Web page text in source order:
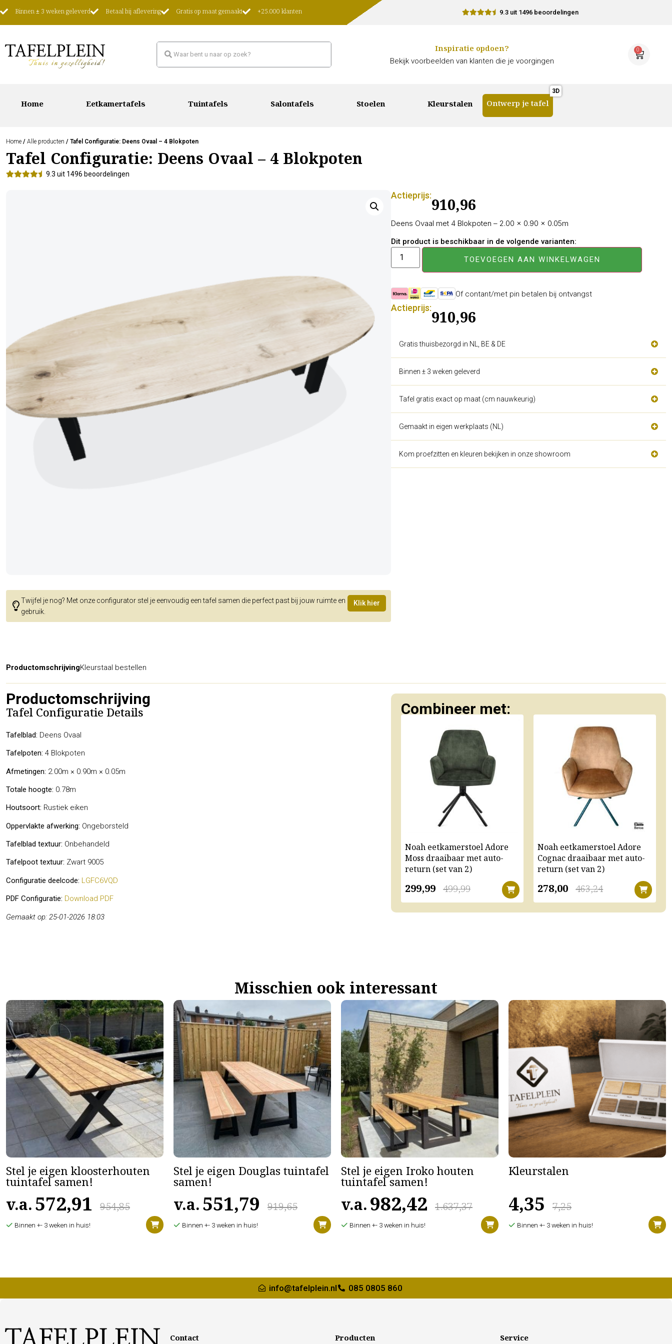
Binnen ± 3 weken geleverd Betaal bij aflevering Gratis op maat gemaakt +25.000 klanten 9.3 uit 1496 beoordelingen
Inspiratie opdoen?
Bekijk voorbeelden van klanten die je voorgingen
0
Home Eetkamertafels Tuintafels Salontafels Stoelen Kleurstalen Ontwerp je tafel
Home / Alle producten / Tafel Configuratie: Deens Ovaal – 4 Blokpoten
Tafel Configuratie: Deens Ovaal – 4 Blokpoten
9.3 uit 1496 beoordelingen
Twijfel je nog? Met onze configurator stel je eenvoudig een tafel samen die perfect past bij jouw ruimte en
gebruik.
Klik hier
Actieprijs:
910,96
Deens Ovaal met 4 Blokpoten – 2.00 × 0.90 × 0.05m
Dit product is beschikbaar in de volgende varianten:
TOEVOEGEN AAN WINKELWAGEN
Of contant/met pin betalen bij ontvangst
Actieprijs:
910,96
Gratis thuisbezorgd in NL, BE & DE
Binnen ± 3 weken geleverd
Tafel gratis exact op maat (cm nauwkeurig)
Gemaakt in eigen werkplaats (NL)
Kom proefzitten en kleuren bekijken in onze showroom
ProductomschrijvingKleurstaal bestellen
Productomschrijving
Tafel Configuratie Details
Tafelblad: Deens Ovaal
Tafelpoten: 4 Blokpoten
Afmetingen: 2.00m × 0.90m × 0.05m
Totale hoogte: 0.78m
Houtsoort: Rustiek eiken
Oppervlakte afwerking: Ongeborsteld
Tafelblad textuur: Onbehandeld
Tafelpoot textuur: Zwart 9005
Configuratie deelcode: LGFC6VQD
PDF Configuratie: Download PDF
Gemaakt op: 25-01-2026 18:03
Combineer met:
Noah eetkamerstoel Adore
Moss draaibaar met auto-
return (set van 2)
499,99
299,99
Noah eetkamerstoel Adore
Cognac draaibaar met auto-
return (set van 2)
463,24
278,00
Misschien ook interessant
Stel je eigen kloosterhouten
tuintafel samen!
v.a. 954,85
572,91
Binnen +- 3 weken in huis!
Stel je eigen Douglas tuintafel
samen!
v.a. 919,65
551,79
Binnen +- 3 weken in huis!
Stel je eigen Iroko houten
tuintafel samen!
v.a. 1.637,37
982,42
Binnen +- 3 weken in huis!
Kleurstalen
7,25
4,35
Binnen +- 3 weken in huis!
info@tafelplein.nl 085 0805 860
Contact Producten Service